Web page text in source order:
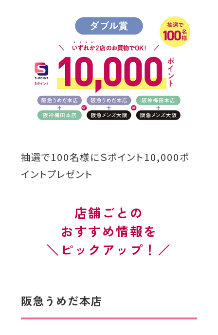
抽選で100名様にＳポイント10,000ポ
イントプレゼント
店舗ごとの
おすすめ情報を
ピックアップ！
阪急うめだ本店